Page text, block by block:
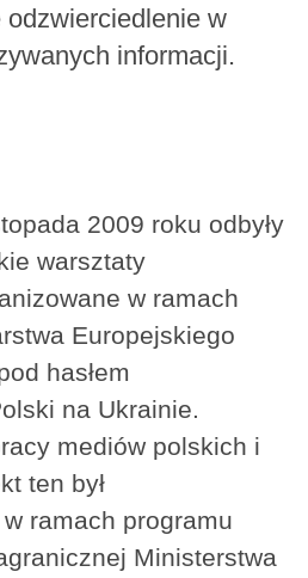
w
informacji.
2009 roku odbyły
warsztaty
w ramach
Europejskiego
hasłem
na Ukrainie.
mediów polskich i
ten był
ramach programu
Ministerstwa